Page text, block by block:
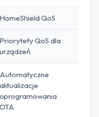
HomeShield QoS
Priorytety QoS dla
urządzeń
Automatyczne
aktualizacje
oprogramowania
OTA